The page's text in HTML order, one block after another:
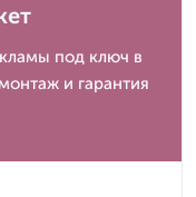
под ключ в
и гарантия